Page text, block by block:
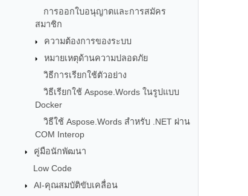
การออกใบอนุญาตและการสมัคร
สมาชิก
ความต้องการของระบบ
หมายเหตุด้านความปลอดภัย
วิธีการเรียกใช้ตัวอย่าง
วิธีเรียกใช้ Aspose.Words ในรูปแบบ
Docker
วิธีใช้ Aspose.Words สำหรับ .NET ผ่าน
COM Interop
คู่มือนักพัฒนา
Low Code
AI-คุณสมบัติขับเคลื่อน